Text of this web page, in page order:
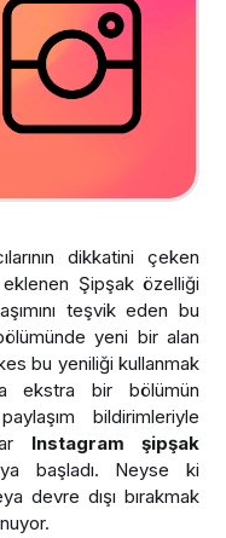
dikkatini çeken
Şipşak özelliği
teşvik eden bu
yeni bir alan
bu yeniliği kullanmak
ekstra bir bölümün
bildirimleriyle
Instagram şipşak
başladı. Neyse ki
devre dışı bırakmak